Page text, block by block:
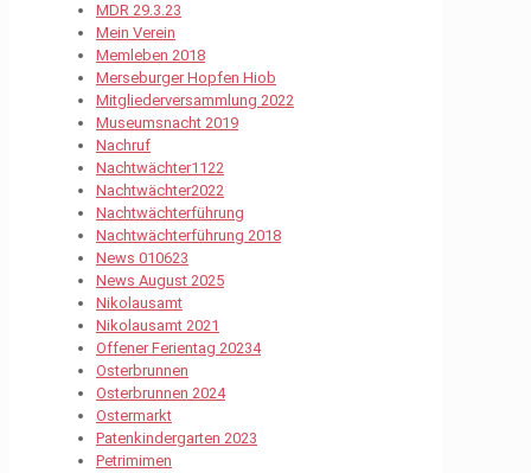
MDR 29.3.23
Mein Verein
Memleben 2018
Merseburger Hopfen Hiob
Mitgliederversammlung 2022
Museumsnacht 2019
Nachruf
Nachtwächter1122
Nachtwächter2022
Nachtwächterführung
Nachtwächterführung 2018
News 010623
News August 2025
Nikolausamt
Nikolausamt 2021
Offener Ferientag 20234
Osterbrunnen
Osterbrunnen 2024
Ostermarkt
Patenkindergarten 2023
Petrimimen